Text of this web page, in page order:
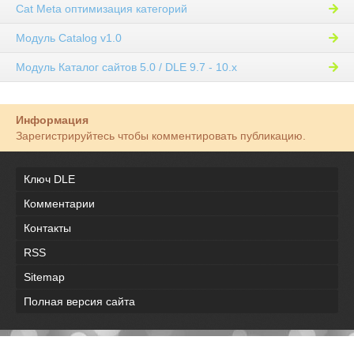
Cat Meta оптимизация категорий
Модуль Catalog v1.0
Модуль Каталог сайтов 5.0 / DLE 9.7 - 10.x
Информация
Зарегистрируйтесь чтобы комментировать публикацию.
Ключ DLE
Комментарии
Контакты
RSS
Sitemap
Полная версия сайта